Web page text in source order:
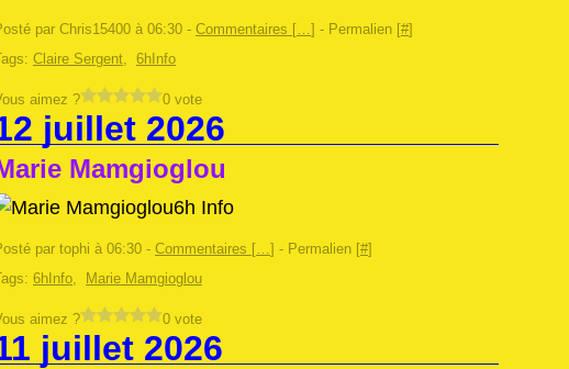
par Chris15400 à 06:30 - Commentaires […] - Permalien [#]
Claire Sergent, 6hInfo
aimez ? 0 vote
juillet 2026
Mamgioglou
6h Info
par tophi à 06:30 - Commentaires […] - Permalien [#]
6hInfo, Marie Mamgioglou
aimez ? 0 vote
juillet 2026